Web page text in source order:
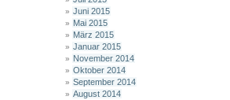
Juni 2015
Mai 2015
März 2015
Januar 2015
November 2014
Oktober 2014
September 2014
August 2014